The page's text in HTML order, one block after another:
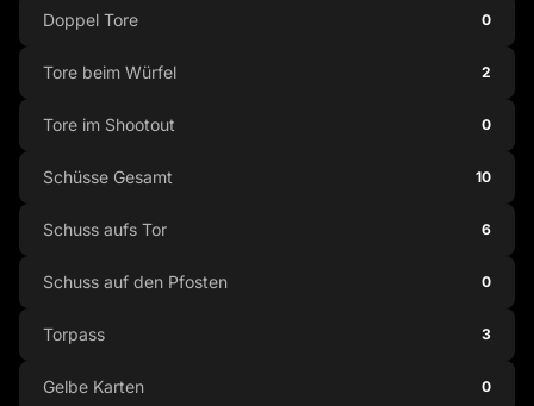
Doppel Tore 0
Tore beim Würfel 2
Tore im Shootout 0
Schüsse Gesamt 10
Schuss aufs Tor 6
Schuss auf den Pfosten 0
Torpass 3
Gelbe Karten 0